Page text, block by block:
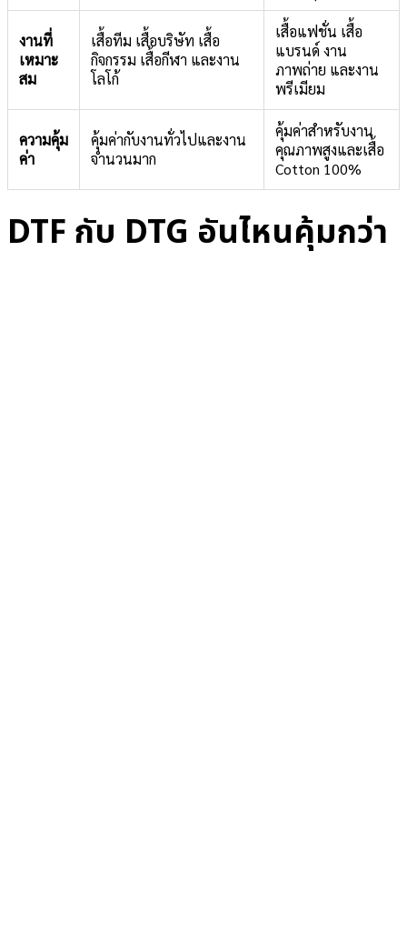
งานที่
เหมาะ
สม
เสื้อทีม เสื้อบริษัท เสื้อ
กิจกรรม เสื้อกีฬา และงาน
โลโก้
เสื้อแฟชั่น เสื้อ
แบรนด์ งาน
ภาพถ่าย และงาน
พรีเมียม
ความคุ้ม
ค่า
คุ้มค่ากับงานทั่วไปและงาน
จำนวนมาก
คุ้มค่าสำหรับงาน
คุณภาพสูงและเสื้อ
Cotton 100%
DTF กับ DTG อันไหนคุ้มกว่า